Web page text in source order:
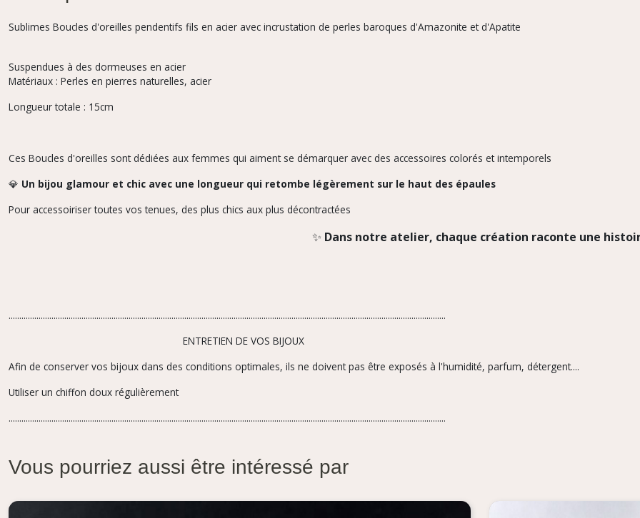
Sublimes Boucles d'oreilles pendentifs fils en acier avec incrustation de perles baroques d'Amazonite et d'Apatite
Suspendues à des dormeuses en acier
Matériaux : Perles en pierres naturelles, acier
Longueur totale : 15cm
Ces Boucles d'oreilles sont dédiées aux femmes qui aiment se démarquer avec des accessoires colorés et intemporels
💎 Un bijou glamour et chic avec une longueur qui retombe légèrement sur le haut des épaules
Pour accessoiriser toutes vos tenues, des plus chics aux plus décontractées
✨ Dans notre atelier, chaque création raconte une
............................................................................................................................................................................................................
ENTRETIEN DE VOS BIJOUX
Afin de conserver vos bijoux dans des conditions optimales, ils ne doivent pas être exposés à l'humidité, parfum, détergent....
Utiliser un chiffon doux régulièrement
............................................................................................................................................................................................................
Vous pourriez aussi être intéressé par